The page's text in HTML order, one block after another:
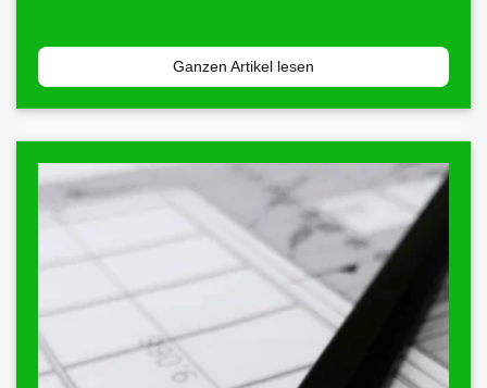
Ganzen Artikel lesen